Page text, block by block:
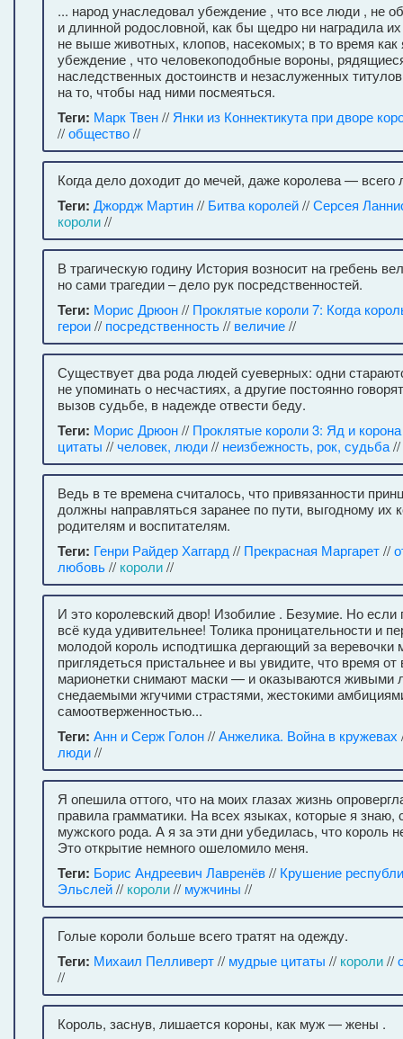
... народ унаследовал убеждение , что все люди , не
и длинной родословной, как бы щедро ни наградила
не выше животных, клопов, насекомых; в то время как
убеждение , что человекоподобные вороны,
наследственных достоинств и незаслуженных
на то, чтобы над ними посмеяться.
Теги: Марк Твен// Янки из Коннектикута при дворе
//общество//
Когда дело доходит до мечей, даже королева —
Теги: Джордж Мартин// Битва королей//Серсея
короли//
В трагическую годину История возносит на гребень
но сами трагедии – дело рук посредственностей.
Теги: Морис Дрюон// Проклятые короли 7: Когда
герои// посредственность// величие//
Существует два рода людей суеверных: одни
не упоминать о несчастиях, а другие постоянно
вызов судьбе, в надежде отвести беду.
Теги: Морис Дрюон// Проклятые короли 3: Яд и корона
цитаты //человек, люди// неизбежность, рок, судьба//
Ведь в те времена считалось, что привязанности
должны направляться заранее по пути, выгодному их
родителям и воспитателям.
Теги: Генри Райдер Хаггард // Прекрасная Маргарет//
любовь// короли//
И это королевский двор! Изобилие . Безумие. Но если
всё куда удивительнее! Толика проницательности и
молодой король исподтишка дергающий за веревочки
приглядеться пристальнее и вы увидите, что время
марионетки снимают маски — и оказываются живыми
снедаемыми жгучими страстями, жестокими
самоотверженностью...
Теги: Анн и Серж Голон//Анжелика. Война в кружевах
люди//
Я опешила оттого, что на моих глазах жизнь
правила грамматики. На всех языках, которые я знаю,
мужского рода. А я за эти дни убедилась, что король
Это открытие немного ошеломило меня.
Теги: Борис Андреевич Лавренёв// Крушение
Эльслей// короли// мужчины //
Голые короли больше всего тратят на одежду.
Теги: Михаил Пелливерт// мудрые цитаты // короли//
//
Король, заснув, лишается короны, как муж — жены .